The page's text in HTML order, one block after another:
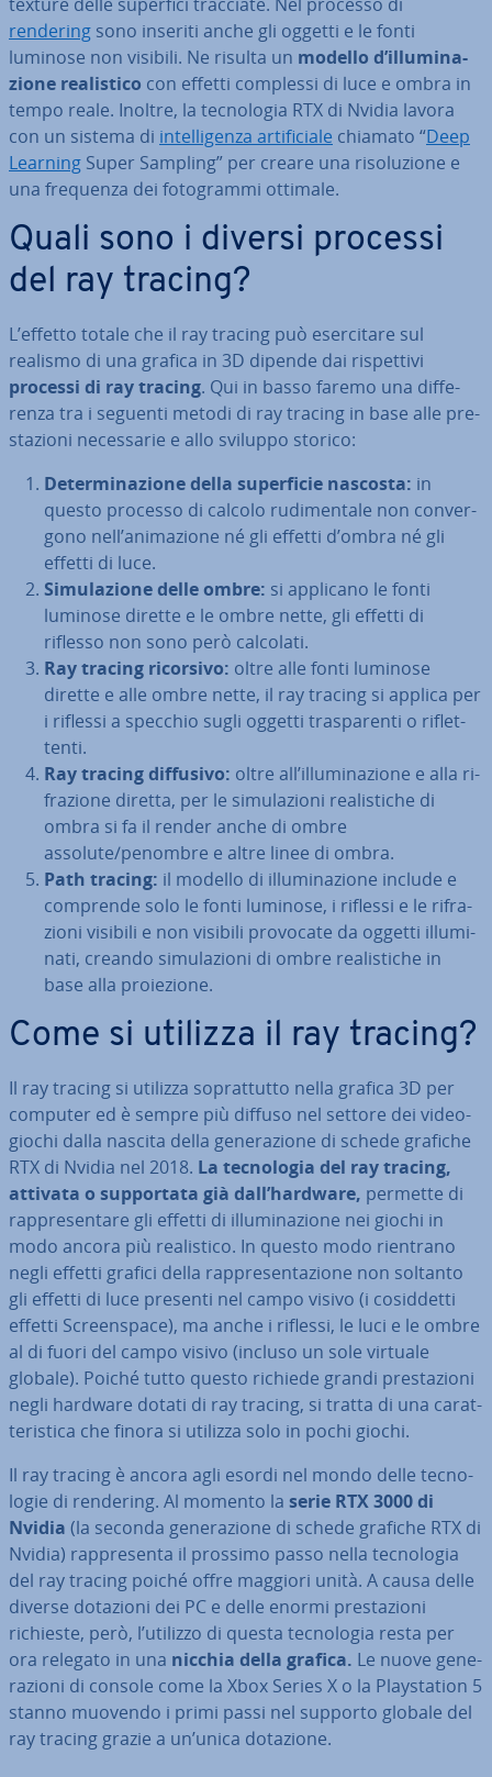
rendering sono inseriti anche gli oggetti e le fonti
luminose non visibili. Ne risulta un modello d’il­lu­mi­na­
zio­ne rea­li­sti­co con effetti complessi di luce e ombra in
tempo reale. Inoltre, la tec­no­lo­gia RTX di Nvidia lavora
con un sistema di in­tel­li­gen­za ar­ti­fi­cia­le chiamato “Deep
Learning Super Sampling” per creare una ri­so­lu­zio­ne e
una frequenza dei fo­to­gram­mi ottimale.
Quali sono i diversi processi
del ray tracing?
L’effetto totale che il ray tracing può eser­ci­ta­re sul
realismo di una grafica in 3D dipende dai ri­spet­ti­vi
processi di ray tracing. Qui in basso faremo una dif­fe­
ren­za tra i seguenti metodi di ray tracing in base alle pre­
sta­zio­ni ne­ces­sa­rie e allo sviluppo storico:
De­ter­mi­na­zio­ne della su­per­fi­cie nascosta: in
questo processo di calcolo ru­di­men­ta­le non con­ver­
go­no nell’ani­ma­zio­ne né gli effetti d’ombra né gli
effetti di luce.
Si­mu­la­zio­ne delle ombre: si applicano le fonti
luminose dirette e le ombre nette, gli effetti di
riflesso non sono però calcolati.
Ray tracing ricorsivo: oltre alle fonti luminose
dirette e alle ombre nette, il ray tracing si applica per
i riflessi a specchio sugli oggetti tra­spa­ren­ti o ri­flet­
ten­ti.
Ray tracing diffusivo: oltre all’il­lu­mi­na­zio­ne e alla ri­
fra­zio­ne diretta, per le si­mu­la­zio­ni rea­li­sti­che di
ombra si fa il render anche di ombre
assolute/penombre e altre linee di ombra.
Path tracing: il modello di il­lu­mi­na­zio­ne include e
comprende solo le fonti luminose, i riflessi e le ri­fra­
zio­ni visibili e non visibili provocate da oggetti il­lu­mi­
na­ti, creando si­mu­la­zio­ni di ombre rea­li­sti­che in
base alla pro­ie­zio­ne.
Come si utilizza il ray tracing?
Il ray tracing si utilizza so­prat­tut­to nella grafica 3D per
computer ed è sempre più diffuso nel settore dei vi­deo­
gio­chi dalla nascita della ge­ne­ra­zio­ne di schede grafiche
RTX di Nvidia nel 2018. La tec­no­lo­gia del ray tracing,
attivata o sup­por­ta­ta già dall’hardware, permette di
rap­pre­sen­ta­re gli effetti di il­lu­mi­na­zio­ne nei giochi in
modo ancora più rea­li­sti­co. In questo modo rientrano
negli effetti grafici della rap­pre­sen­ta­zio­ne non soltanto
gli effetti di luce presenti nel campo visivo (i co­sid­det­ti
effetti Screen­spa­ce), ma anche i riflessi, le luci e le ombre
al di fuori del campo visivo (incluso un sole virtuale
globale). Poiché tutto questo richiede grandi pre­sta­zio­ni
negli hardware dotati di ray tracing, si tratta di una ca­rat­
te­ri­sti­ca che finora si utilizza solo in pochi giochi.
Il ray tracing è ancora agli esordi nel mondo delle tec­no­
lo­gie di rendering. Al momento la serie RTX 3000 di
Nvidia (la seconda ge­ne­ra­zio­ne di schede grafiche RTX di
Nvidia) rap­pre­sen­ta il prossimo passo nella tec­no­lo­gia
del ray tracing poiché offre maggiori unità. A causa delle
diverse dotazioni dei PC e delle enormi pre­sta­zio­ni
richieste, però, l’utilizzo di questa tec­no­lo­gia resta per
ora relegato in una nicchia della grafica. Le nuove ge­ne­
ra­zio­ni di console come la Xbox Series X o la Play­sta­tion 5
stanno muovendo i primi passi nel supporto globale del
ray tracing grazie a un’unica dotazione.